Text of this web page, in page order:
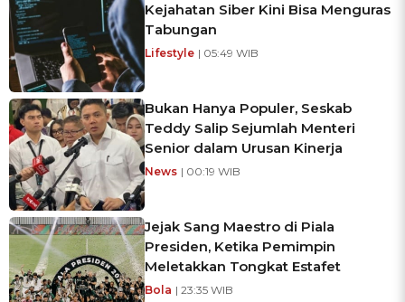
Kejahatan Siber Kini Bisa Menguras
Tabungan
Lifestyle | 05:49 WIB
Bukan Hanya Populer, Seskab
Teddy Salip Sejumlah Menteri
Senior dalam Urusan Kinerja
News | 00:19 WIB
Jejak Sang Maestro di Piala
Presiden, Ketika Pemimpin
Meletakkan Tongkat Estafet
Bola | 23:35 WIB